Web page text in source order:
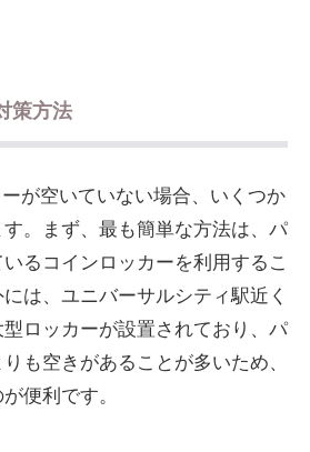
策方法
が空いていない場合、いくつか
。まず、最も簡単な方法は、パ
るコインロッカーを利用するこ
は、ユニバーサルシティ駅近く
ロッカーが設置されており、パ
も空きがあることが多いため、
便利です。